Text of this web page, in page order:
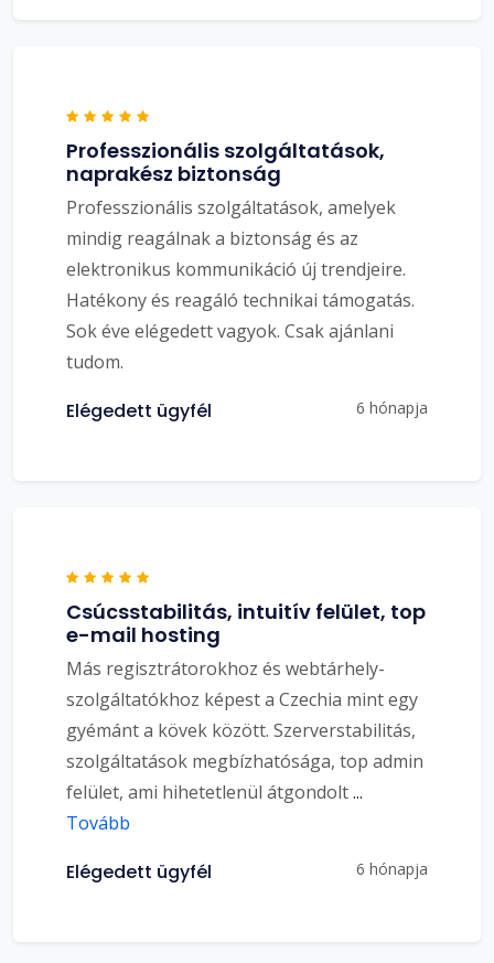
Professzionális szolgáltatások,
naprakész biztonság
Professzionális szolgáltatások, amelyek
mindig reagálnak a biztonság és az
elektronikus kommunikáció új trendjeire.
Hatékony és reagáló technikai támogatás.
Sok éve elégedett vagyok. Csak ajánlani
tudom.
Elégedett ügyfél 6 hónapja
Csúcsstabilitás, intuitív felület, top
e-mail hosting
Más regisztrátorokhoz és webtárhely-
szolgáltatókhoz képest a Czechia mint egy
gyémánt a kövek között. Szerverstabilitás,
szolgáltatások megbízhatósága, top admin
felület, ami hihetetlenül átgondolt...
Tovább
Elégedett ügyfél 6 hónapja